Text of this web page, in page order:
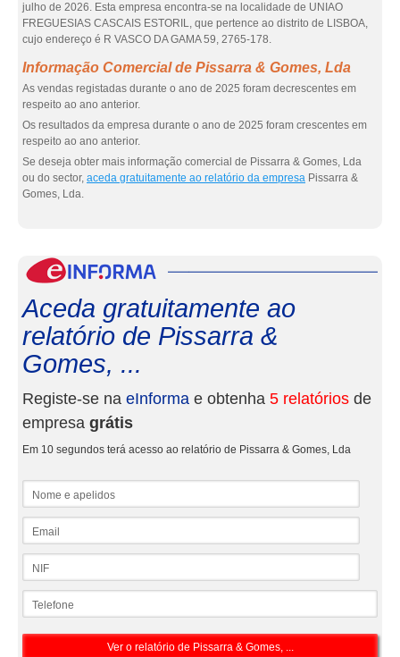
julho de 2026. Esta empresa encontra-se na localidade de UNIAO
FREGUESIAS CASCAIS ESTORIL, que pertence ao distrito de LISBOA,
cujo endereço é R VASCO DA GAMA 59, 2765-178.
Informação Comercial de Pissarra & Gomes, Lda
As vendas registadas durante o ano de 2025 foram decrescentes em
respeito ao ano anterior.
Os resultados da empresa durante o ano de 2025 foram crescentes em
respeito ao ano anterior.
Se deseja obter mais informação comercial de Pissarra & Gomes, Lda
ou do sector, aceda gratuitamente ao relatório da empresa Pissarra &
Gomes, Lda.
Aceda gratuitamente ao
relatório de Pissarra &
Gomes, ...
Registe-se na eInforma e obtenha 5 relatórios de
empresa grátis
Em 10 segundos terá acesso ao relatório de Pissarra & Gomes, Lda